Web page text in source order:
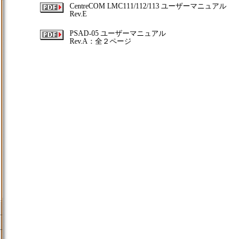
CentreCOM LMC111/112/113 ユーザーマニュアル
Rev.E
PSAD-05 ユーザーマニュアル
Rev.A：全２ページ